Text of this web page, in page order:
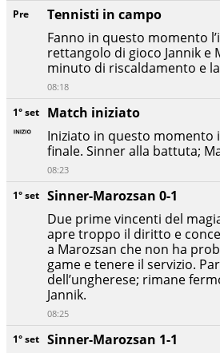
1° set Sinner-Marozsan 1-1
1° set Sinner-Marozsan 0-1
Due prime vincenti del
apre troppo il diritto e
a Marozsan che non ha
game e tenere il servizio.
dell’ungherese; rimane
Jannik.
08:25
1° set
Match iniziato
Iniziato in questo momento
finale. Sinner alla battuta;
08:23
Pre
Tennisti in campo
Fanno in questo momento
rettangolo di gioco Jannik e
minuto di riscaldamento e
08:18